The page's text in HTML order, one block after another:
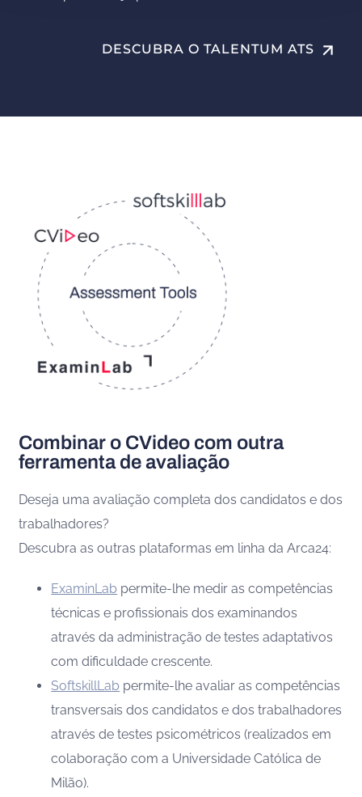
DESCUBRA O TALENTUM ATS arrow_upward
Combinar o CVideo com outra
ferramenta de avaliação
Deseja uma avaliação completa dos candidatos e dos
trabalhadores?
Descubra as outras plataformas em linha da Arca24:
ExaminLab permite-lhe medir as competências
técnicas e profissionais dos examinandos
através da administração de testes adaptativos
com dificuldade crescente.
SoftskillLab permite-lhe avaliar as competências
transversais dos candidatos e dos trabalhadores
através de testes psicométricos (realizados em
colaboração com a Universidade Católica de
Milão).